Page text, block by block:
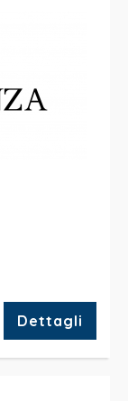
Dettagli